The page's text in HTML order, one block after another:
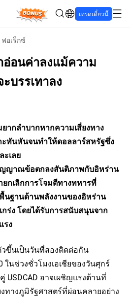
Bonus เทรดเดี๋ยวนี้
ฟอเร็กซ์
อนค่าลงแม้ความ
บรรเทาลง
ยากลำบากหากความเสี่ยงทาง
ะทันหันจนทำให้ดอลลาร์สหรัฐซึ่ง
เลย
ญาณข้อตกลงสันติภาพกับอิหร่าน
กเลิกการโจมตีทางทหารที่
นฐานด้านพลังงานของอิหร่าน
ร่ง โดยได้รับการสนับสนุนจาก
รง
วขึ้นเป็นวันที่สองติดต่อกัน
ในช่วงชั่วโมงเอเชียของวันศุกร์
USDCAD อาจเผชิญแรงต้านที่
ทางภูมิรัฐศาสตร์ที่ผ่อนคลายอย่าง